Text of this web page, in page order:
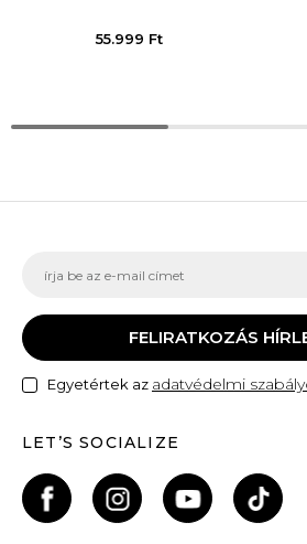
55.999 Ft
FELIRATKOZÁS
Egyetértek az adatvédelmi
LET’S SOCIALIZE